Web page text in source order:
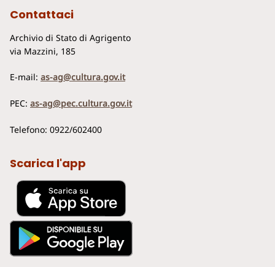
Contattaci
Archivio di Stato di Agrigento
via Mazzini, 185
E-mail: as-ag@cultura.gov.it
PEC: as-ag@pec.cultura.gov.it
Telefono: 0922/602400
Scarica l'app